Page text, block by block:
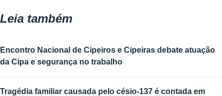
Leia também
Encontro Nacional de Cipeiros e Cipeiras debate atuação
da Cipa e segurança no trabalho
Tragédia familiar causada pelo césio-137 é contada em